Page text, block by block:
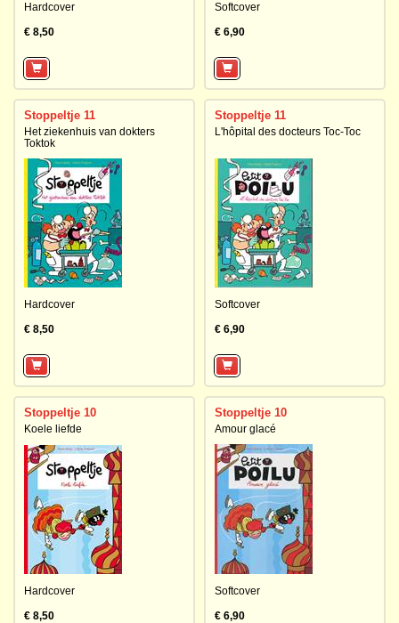
Hardcover
€ 8,50
Softcover
€ 6,90
Stoppeltje 11
Het ziekenhuis van dokters
Toktok
Hardcover
€ 8,50
Stoppeltje 11
L'hôpital des docteurs Toc-Toc
Softcover
€ 6,90
Stoppeltje 10
Koele liefde
Hardcover
€ 8,50
Stoppeltje 10
Amour glacé
Softcover
€ 6,90